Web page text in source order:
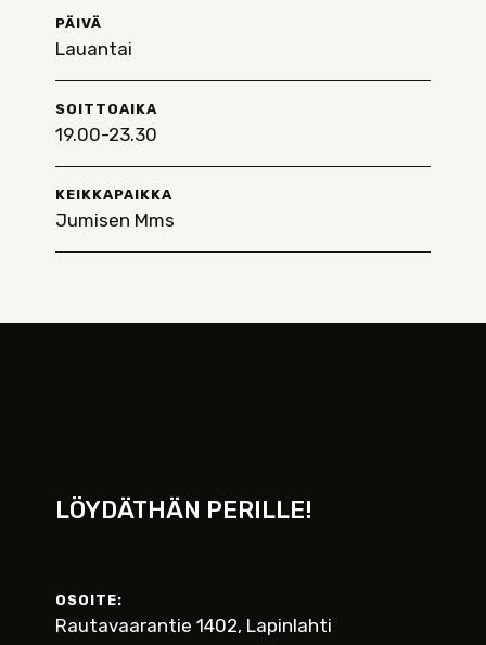
PÄIVÄ
Lauantai
SOITTOAIKA
19.00-23.30
KEIKKAPAIKKA
Jumisen Mms
LÖYDÄTHÄN PERILLE!
OSOITE:
Rautavaarantie 1402, Lapinlahti